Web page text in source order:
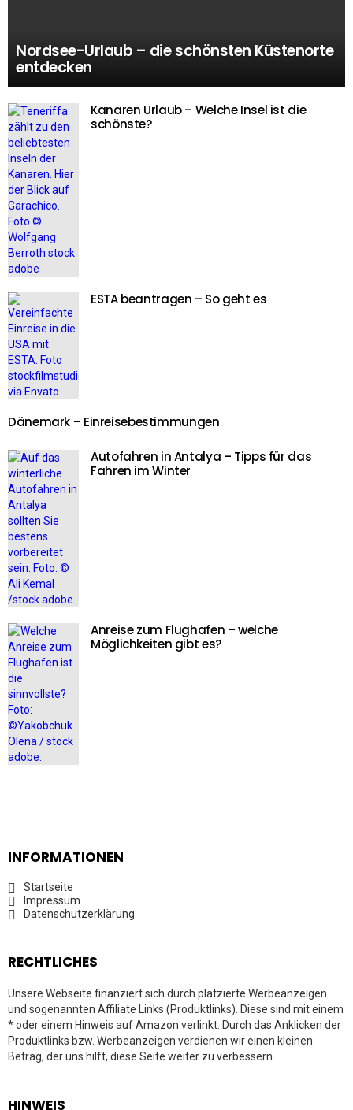
Nordsee-Urlaub – die schönsten Küstenorte
entdecken
Kanaren Urlaub – Welche Insel ist die
schönste?
ESTA beantragen – So geht es
Dänemark – Einreisebestimmungen
Autofahren in Antalya – Tipps für das
Fahren im Winter
Anreise zum Flughafen – welche
Möglichkeiten gibt es?
INFORMATIONEN
Startseite
Impressum
Datenschutzerklärung
RECHTLICHES
Unsere Webseite finanziert sich durch platzierte Werbeanzeigen
und sogenannten Affiliate Links (Produktlinks). Diese sind mit einem
* oder einem Hinweis auf Amazon verlinkt. Durch das Anklicken der
Produktlinks bzw. Werbeanzeigen verdienen wir einen kleinen
Betrag, der uns hilft, diese Seite weiter zu verbessern.
HINWEIS